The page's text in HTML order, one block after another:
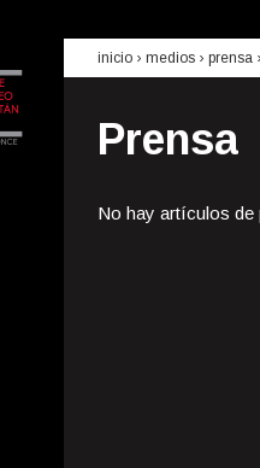
inicio › medios › prensa
Prensa
No hay artículos de